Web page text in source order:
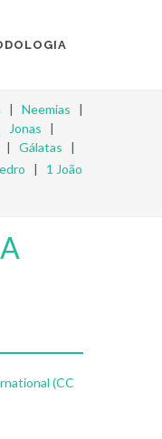
| Neemias |
Jonas |
| Gálatas |
| 1 João
A
(CC